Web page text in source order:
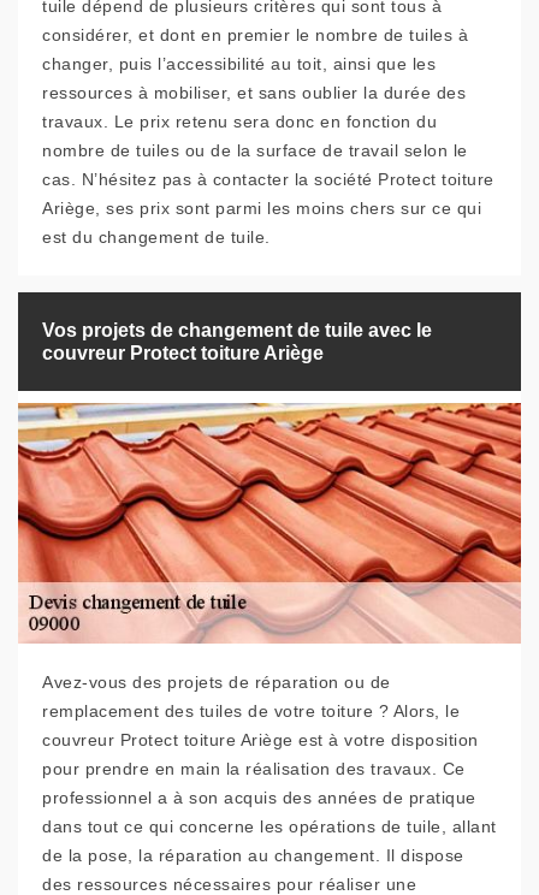
tuile dépend de plusieurs critères qui sont tous à
considérer, et dont en premier le nombre de tuiles à
changer, puis l’accessibilité au toit, ainsi que les
ressources à mobiliser, et sans oublier la durée des
travaux. Le prix retenu sera donc en fonction du
nombre de tuiles ou de la surface de travail selon le
cas. N’hésitez pas à contacter la société Protect toiture
Ariège, ses prix sont parmi les moins chers sur ce qui
est du changement de tuile.
Vos projets de changement de tuile avec le
couvreur Protect toiture Ariège
Avez-vous des projets de réparation ou de
remplacement des tuiles de votre toiture ? Alors, le
couvreur Protect toiture Ariège est à votre disposition
pour prendre en main la réalisation des travaux. Ce
professionnel a à son acquis des années de pratique
dans tout ce qui concerne les opérations de tuile, allant
de la pose, la réparation au changement. Il dispose
des ressources nécessaires pour réaliser une